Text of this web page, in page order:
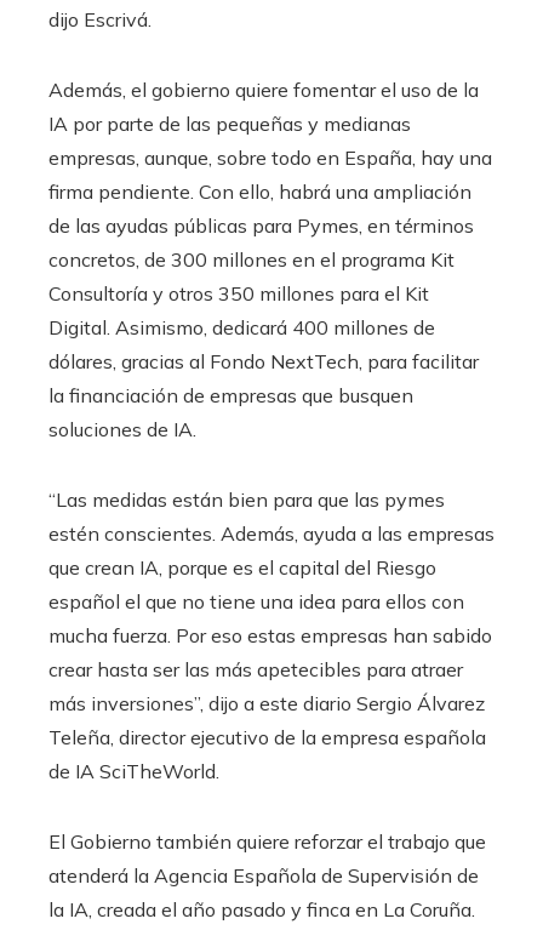
dijo Escrivá.
Además, el gobierno quiere fomentar el uso de la
IA por parte de las pequeñas y medianas
empresas, aunque, sobre todo en España, hay una
firma pendiente. Con ello, habrá una ampliación
de las ayudas públicas para Pymes, en términos
concretos, de 300 millones en el programa Kit
Consultoría y otros 350 millones para el Kit
Digital. Asimismo, dedicará 400 millones de
dólares, gracias al Fondo NextTech, para facilitar
la financiación de empresas que busquen
soluciones de IA.
“Las medidas están bien para que las pymes
estén conscientes. Además, ayuda a las empresas
que crean IA, porque es el capital del Riesgo
español el que no tiene una idea para ellos con
mucha fuerza. Por eso estas empresas han sabido
crear hasta ser las más apetecibles para atraer
más inversiones”, dijo a este diario Sergio Álvarez
Teleña, director ejecutivo de la empresa española
de IA SciTheWorld.
El Gobierno también quiere reforzar el trabajo que
atenderá la Agencia Española de Supervisión de
la IA, creada el año pasado y finca en La Coruña.